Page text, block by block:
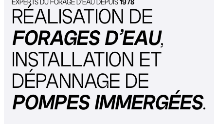
EXPERTS DU FORAGE D’EAU DEPUIS1978
RÉALISATION DE
FORAGES D’EAU,
INSTALLATION ET
DÉPANNAGE DE
POMPES IMMERGÉES.